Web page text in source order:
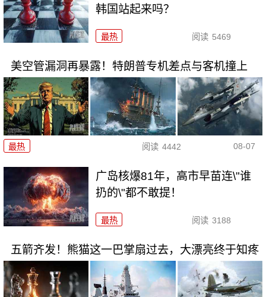
韩国站起来吗？
最热 阅读 5469
美空管漏洞再暴露！特朗普专机差点与客机撞上
最热 阅读 4442 08-07
广岛核爆81年，高市早苗连\"谁
扔的\"都不敢提！
最热 阅读 3188
五箭齐发！熊猫这一巴掌扇过去，大漂亮终于知疼